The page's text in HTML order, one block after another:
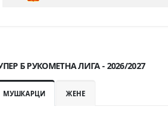
Б РУКОМЕТНА ЛИГА - 2026/2027
МУШКАРЦИ ЖЕНЕ